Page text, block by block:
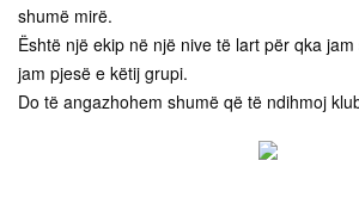
shumë mirë.
Është një ekip në një nive të lart për qka
jam pjesë e këtij grupi.
Do të angazhohem shumë që të ndihmoj